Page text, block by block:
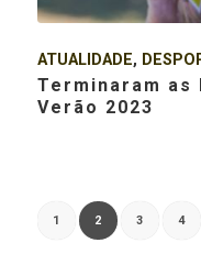
ATUALIDADE,
Terminaram as
Verão 2023
1 2 3 4